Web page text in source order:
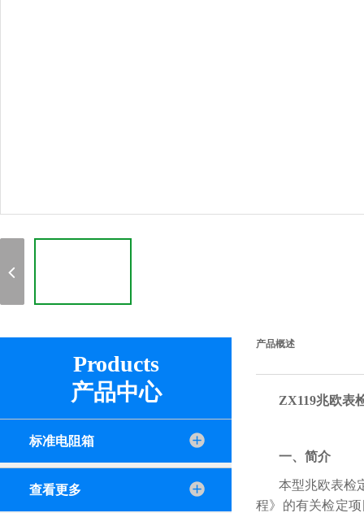
Products
产品中心
标准电阻箱
查看更多
产品概述
ZX119兆欧表
一、简介
本型兆欧表检
程》的有关检定